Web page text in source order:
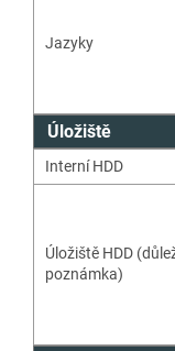
Jazyky
Úložiště
Interní HDD
Úložiště HDD
poznámka)